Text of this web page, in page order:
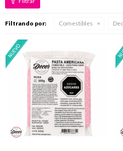
Filtrando por: Comestibles